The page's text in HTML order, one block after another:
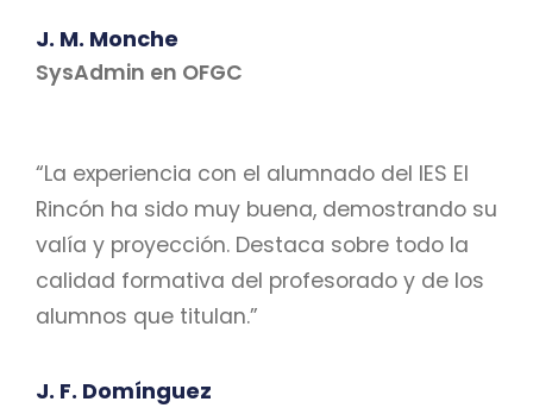
J. M. Monche
SysAdmin en OFGC
“La experiencia con el alumnado del IES El
Rincón ha sido muy buena, demostrando su
valía y proyección. Destaca sobre todo la
calidad formativa del profesorado y de los
alumnos que titulan.”
J. F. Domínguez